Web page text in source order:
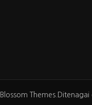
Blossom Themes.Ditenagai